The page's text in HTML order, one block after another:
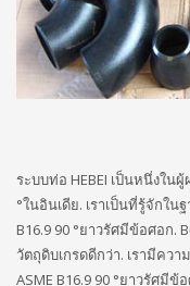
ระบบท่อ HEBEI เป็นหนึ่งใ
°ในอินเดีย. เราเป็นที่รู้จักใน
B16.9 90 °ยาวรัศมีข้อศอก
วัตถุดิบเกรดดีกว่า. เรามีคว
ASME B16.9 90 °ยาวรัศ